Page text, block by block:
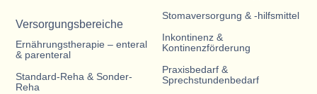
Versorgungsbereiche
Ernährungstherapie – enteral
& parenteral
Standard-Reha & Sonder-
Reha
Stomaversorgung & -hilfsmittel
Inkontinenz &
Kontinenzförderung
Praxisbedarf &
Sprechstundenbedarf